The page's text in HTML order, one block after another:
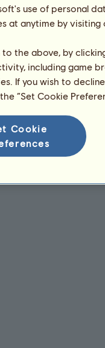
use of personal
at anytime by
the above, by
including game
If you wish to
“Set Cookie
Cookie